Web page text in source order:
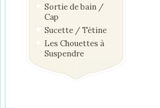
Sortie de bain /
Cap
Sucette / Tétine
Les Chouettes à
Suspendre